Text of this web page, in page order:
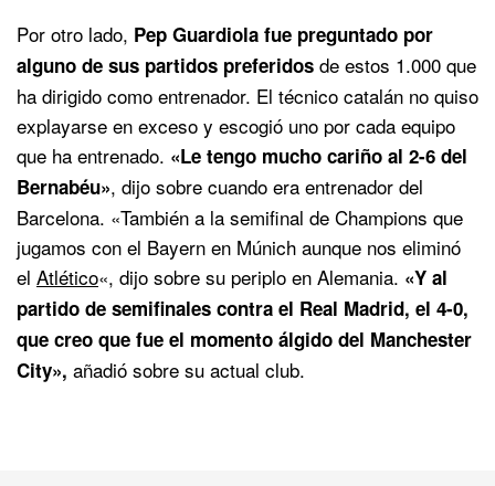
Por otro lado, Pep Guardiola fue preguntado por
alguno de sus partidos preferidos de estos 1.000 que
ha dirigido como entrenador. El técnico catalán no quiso
explayarse en exceso y escogió uno por cada equipo
que ha entrenado. «Le tengo mucho cariño al 2-6 del
Bernabéu», dijo sobre cuando era entrenador del
Barcelona. «También a la semifinal de Champions que
jugamos con el Bayern en Múnich aunque nos eliminó
el Atlético«, dijo sobre su periplo en Alemania. «Y al
partido de semifinales contra el Real Madrid, el 4-0,
que creo que fue el momento álgido del Manchester
City», añadió sobre su actual club.